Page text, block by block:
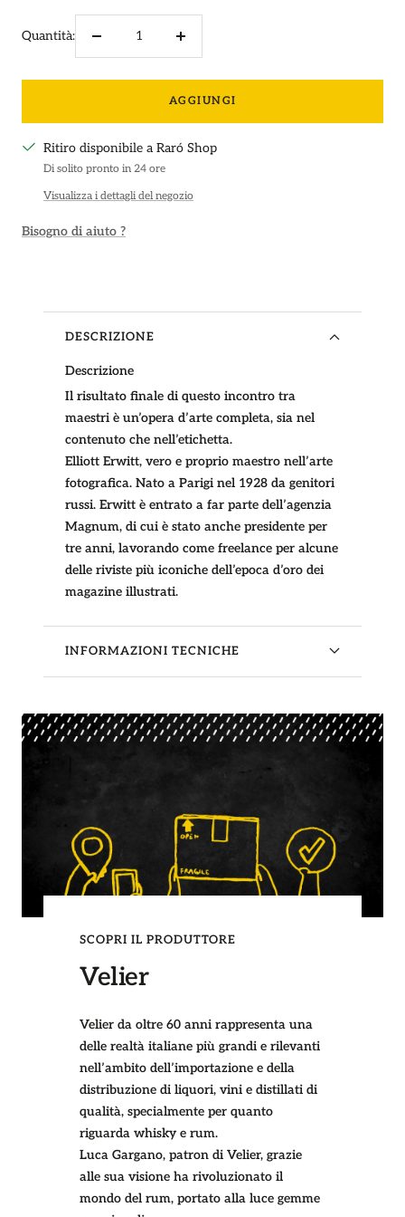
Quantità:
Diminuire
Aumenta
AGGIUNGI
Ritiro disponibile a Raró Shop
Di solito pronto in 24 ore
Visualizza i dettagli del negozio
Bisogno di aiuto ?
DESCRIZIONE
Descrizione
Il risultato finale di questo incontro tra
maestri è un’opera d’arte completa, sia nel
contenuto che nell’etichetta.
Elliott Erwitt, vero e proprio maestro nell’arte
fotografica. Nato a Parigi nel 1928 da genitori
russi. Erwitt è entrato a far parte dell’agenzia
Magnum, di cui è stato anche presidente per
tre anni, lavorando come freelance per alcune
delle riviste più iconiche dell’epoca d’oro dei
magazine illustrati.
INFORMAZIONI TECNICHE
SCOPRI IL PRODUTTORE
Velier
Velier da oltre 60 anni rappresenta una
delle realtà italiane più grandi e rilevanti
nell’ambito dell’importazione e della
distribuzione di liquori, vini e distillati di
qualità, specialmente per quanto
riguarda whisky e rum.
Luca Gargano, patron di Velier, grazie
alle sua visione ha rivoluzionato il
mondo del rum, portato alla luce gemme